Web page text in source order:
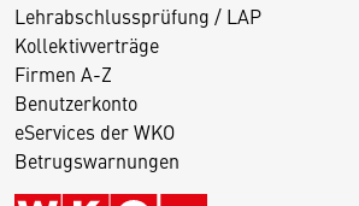
Lehrabschlussprüfung / LAP
Kollektivverträge
Firmen A-Z
Benutzerkonto
eServices der WKO
Betrugswarnungen